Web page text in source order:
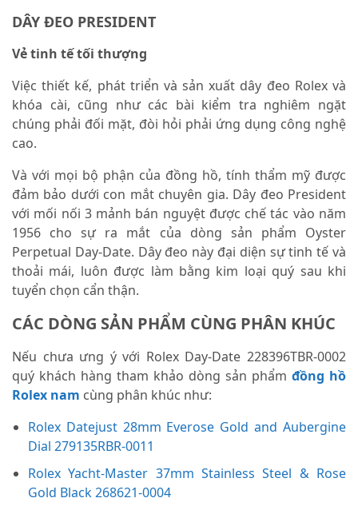
DÂY ĐEO PRESIDENT
Vẻ tinh tế tối thượng
Việc thiết kế, phát triển và sản xuất dây đeo Rolex và
khóa cài, cũng như các bài kiểm tra nghiêm ngặt
chúng phải đối mặt, đòi hỏi phải ứng dụng công nghệ
cao.
Và với mọi bộ phận của đồng hồ, tính thẩm mỹ được
đảm bảo dưới con mắt chuyên gia. Dây đeo President
với mối nối 3 mảnh bán nguyệt được chế tác vào năm
1956 cho sự ra mắt của dòng sản phẩm Oyster
Perpetual Day-Date. Dây đeo này đại diện sự tinh tế và
thoải mái, luôn được làm bằng kim loại quý sau khi
tuyển chọn cẩn thận.
CÁC DÒNG SẢN PHẨM CÙNG PHÂN KHÚC
Nếu chưa ưng ý với Rolex Day-Date 228396TBR-0002
quý khách hàng tham khảo dòng sản phẩm đồng hồ
Rolex nam cùng phân khúc như:
Rolex Datejust 28mm Everose Gold and Aubergine
Dial 279135RBR-0011
Rolex Yacht-Master 37mm Stainless Steel & Rose
Gold Black 268621-0004